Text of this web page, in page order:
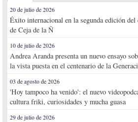
20 de julio de 2026
Éxito internacional en la segunda edición
de Ceja de la Ñ
10 de julio de 2026
Andrea Aranda presenta un nuevo ensayo
la vista puesta en el centenario de la
03 de agosto de 2026
'Hoy tampoco ha venido': el nuevo
cultura friki, curiosidades y mucha guasa
29 de julio de 2026